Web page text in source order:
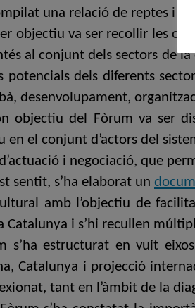
una relació de reptes i
objectiu va ser recollir les
al conjunt dels sectors de
potencials dels diferents
desenvolupament,
objectiu del Fòrum va ser
en el conjunt d’actors del
i negociació, que
sentit, s’ha elaborat un
amb l’objectiu de
Catalunya i s’hi recullen
s’ha estructurat en vuit
Catalunya i projecció
tant en l’àmbit de la